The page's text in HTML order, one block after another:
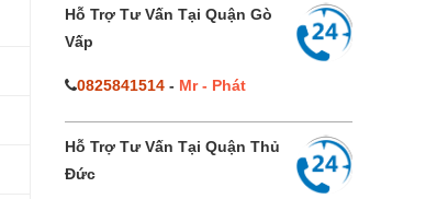
Hỗ Trợ Tư Vấn Tại Quận Gò
Vấp
0825841514- Mr - Phát
Hỗ Trợ Tư Vấn Tại Quận Thủ
Đức